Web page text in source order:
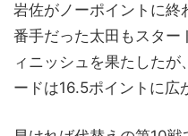
岩佐がノーポイントに終
番手だった太田もスター
ィニッシュを果たしたが
ードは16.5ポイントに広